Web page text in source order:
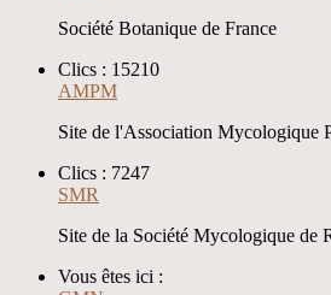
Société Botanique de France
Clics : 15210
AMPM
Site de l'Association Mycologique
Clics : 7247
SMR
Site de la Société Mycologique de
Vous êtes ici :